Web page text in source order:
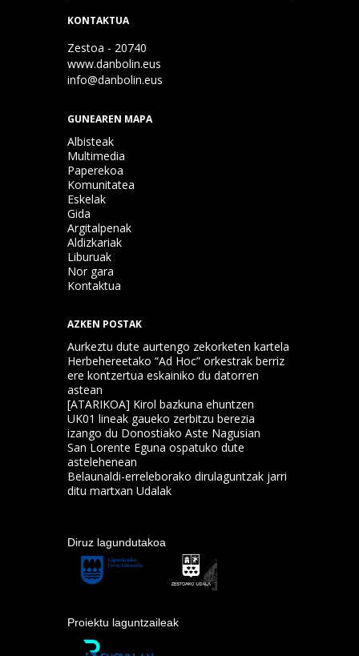
KONTAKTUA
Zestoa - 20740
www.danbolin.eus
info@danbolin.eus
GUNEAREN MAPA
Albisteak
Multimedia
Paperekoa
Komunitatea
Eskelak
Gida
Argitalpenak
Aldizkariak
Liburuak
Nor gara
Kontaktua
AZKEN POSTAK
Aurkeztu dute aurtengo zekorketen kartela
Herbehereetako “Ad Hoc” orkestrak berriz
ere kontzertua eskainiko du datorren
astean
[ATARIKOA] Kirol bazkuna ehuntzen
UK01 lineak gaueko zerbitzu berezia
izango du Donostiako Aste Nagusian
San Lorente Eguna ospatuko dute
astelehenean
Belaunaldi-erreleborako dirulaguntzak jarri
ditu martxan Udalak
Diruz lagundutakoa
Proiektu laguntzaileak